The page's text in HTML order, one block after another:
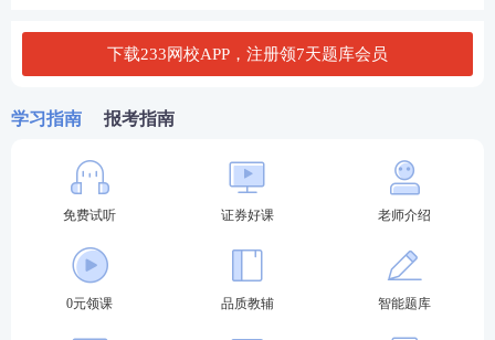
查看答案
证券好课全新升级：直击考点，由浅入深，稳步锁分
基础阶段—— 官方教材+精讲班视频+题库章节
题
每天的有效学习时间在2h以上，备考期间
可以根据个人的学习情况进行调整。这一阶段
下载233网校APP，注册领7天题库会员
学习指南 报考指南
免费试听 证券好课 老师介绍
0元领课 品质教辅 智能题库